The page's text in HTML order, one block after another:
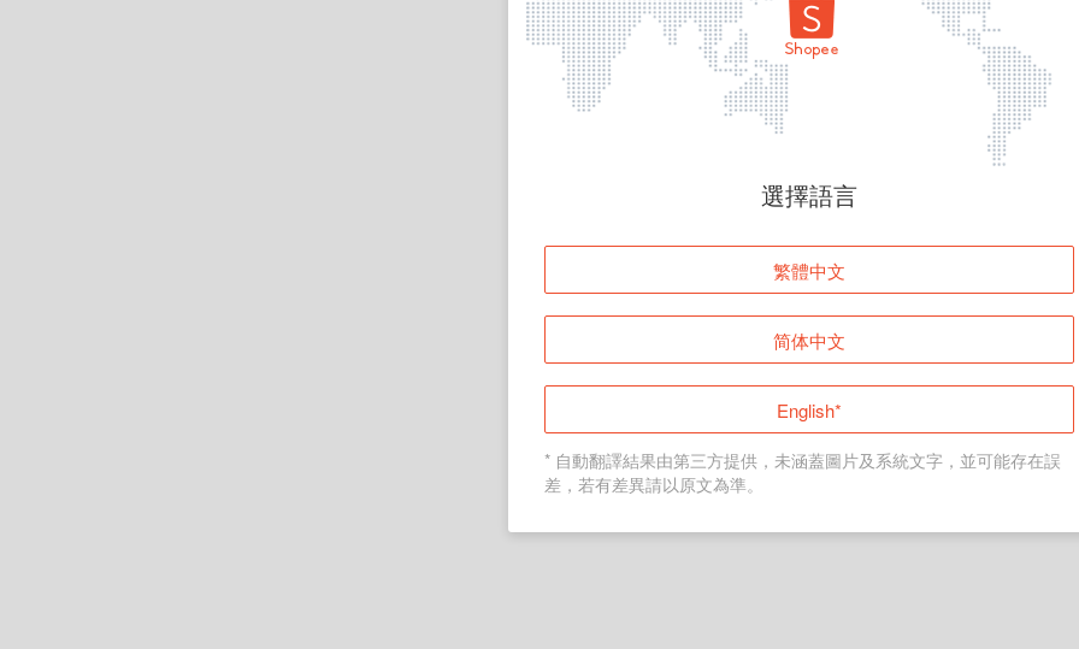
頁面無法顯示
登入
返回首頁
選擇語言
繁體中文
简体中文
English*
* 自動翻譯結果由第三方提供，未涵蓋圖片及系統文字，並可能存在誤
差，若有差異請以原文為準。